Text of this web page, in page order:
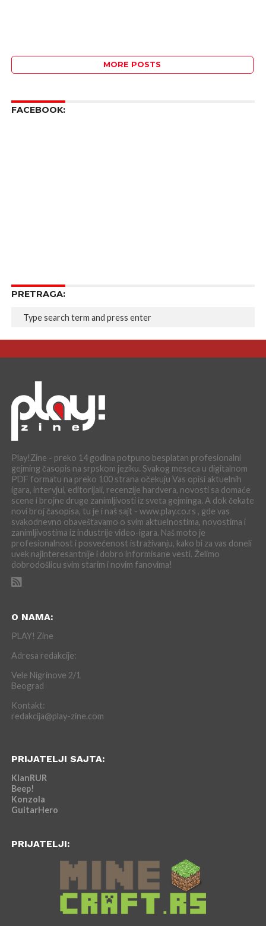
MORE POSTS
FACEBOOK:
PRETRAGA:
Play!Zine - preko 14 godina potpuno besplatan profesionalni
gejming časopis na srpskom jeziku. Svakog meseca u digitalnom
PDF formatu na preko 100 strana očekuju Vas opisi aktuelnih
igara, intervjui, editorijali, recenzije hardvera, novosti sa domaće
scene i brojne druge zanimljivosti iz sveta gejminga. A dok čekate
novi broj časopisa, tu je i naš sajt - www.play.co.rs , gde vas
svakodnevno obaveštavamo o svim aktuelnostima, novostima i
zanimljivostima iz industrije video-igara. Naš moto je
profesionalnost i posvećenost istraživanju, kako bi za vas doneli
uvek najinteresantnije i dobro informisane vesti. Želimo
dobrodošlicu svim starim i novim fanovima!
O NAMA:
PLAY! Zine
Adresa redakcije:
Vele Nigrinove 2/1
Beograd
Kontakt:
redakcija@play-zine.com
PRIJATELJI SAJTA:
KlanRUR
Beep!
Konzola
GuitarHero
PRIJATELJI: